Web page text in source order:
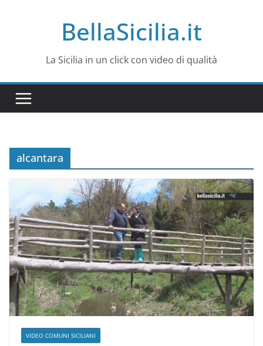
BellaSicilia.it
La Sicilia in un click con video di qualità
alcantara
VIDEO COMUNI SICILIANI